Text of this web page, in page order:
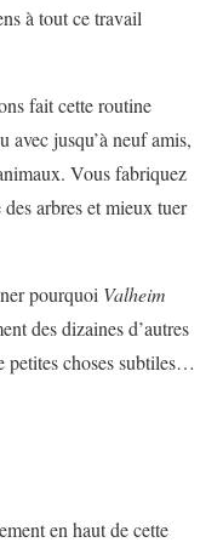
à tout ce travail
fait cette routine
avec jusqu’à neuf amis,
Vous fabriquez
arbres et mieux tuer
pourquoi Valheim
des dizaines d’autres
petites choses subtiles…
en haut de cette